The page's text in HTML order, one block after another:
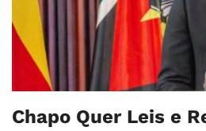
Chapo Quer Leis e